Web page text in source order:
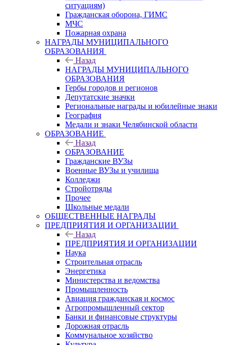
ситуациям)
Гражданская оборона, ГИМС
МЧС
Пожарная охрана
НАГРАДЫ МУНИЦИПАЛЬНОГО
ОБРАЗОВАНИЯ
Назад
НАГРАДЫ МУНИЦИПАЛЬНОГО
ОБРАЗОВАНИЯ
Гербы городов и регионов
Депутатские значки
Региональные награды и юбилейные знаки
География
Медали и знаки Челябинской области
ОБРАЗОВАНИЕ
Назад
ОБРАЗОВАНИЕ
Гражданские ВУЗы
Военные ВУЗы и училища
Колледжи
Стройотряды
Прочее
Школьные медали
ОБЩЕСТВЕННЫЕ НАГРАДЫ
ПРЕДПРИЯТИЯ И ОРГАНИЗАЦИИ
Назад
ПРЕДПРИЯТИЯ И ОРГАНИЗАЦИИ
Наука
Строительная отрасль
Энергетика
Министерства и ведомства
Промышленность
Авиация гражданская и космос
Агропромышленный сектор
Банки и финансовые структуры
Дорожная отрасль
Коммунальное хозяйство